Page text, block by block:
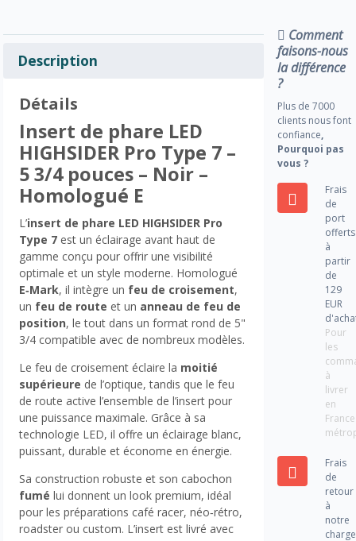
Description
Détails
Insert de phare LED
HIGHSIDER Pro Type 7 –
5 3/4 pouces – Noir –
Homologué E
L’insert de phare LED HIGHSIDER Pro
Type 7 est un éclairage avant haut de
gamme conçu pour offrir une visibilité
optimale et un style moderne. Homologué
E‑Mark, il intègre un feu de croisement,
un feu de route et un anneau de feu de
position, le tout dans un format rond de 5"
3/4 compatible avec de nombreux modèles.
Le feu de croisement éclaire la moitié
supérieure de l’optique, tandis que le feu
de route active l’ensemble de l’insert pour
une puissance maximale. Grâce à sa
technologie LED, il offre un éclairage blanc,
puissant, durable et économe en énergie.
Sa construction robuste et son cabochon
fumé lui donnent un look premium, idéal
pour les préparations café racer, néo‑rétro,
roadster ou custom. L’insert est livré avec
Comment
faisons-nous
la différence
?
Plus de 7000
clients nous font
confiance,
Pourquoi pas
vous ?
Frais
de
port
offerts
à
partir
de
129
EUR
Pour
les
à
livrer
en
France
Frais
de
retour
à
notre
charge